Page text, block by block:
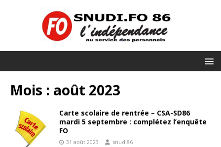
Mois : août 2023
Carte scolaire de rentrée – CSA-SD86
mardi 5 septembre : complétez l’enquête
FO
31 août 2023 snudi86